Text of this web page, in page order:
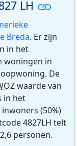
LH
Breda. Er zijn
in het
woningen in
De
waarde van
in het
(50%)
4827LH telt
personen.